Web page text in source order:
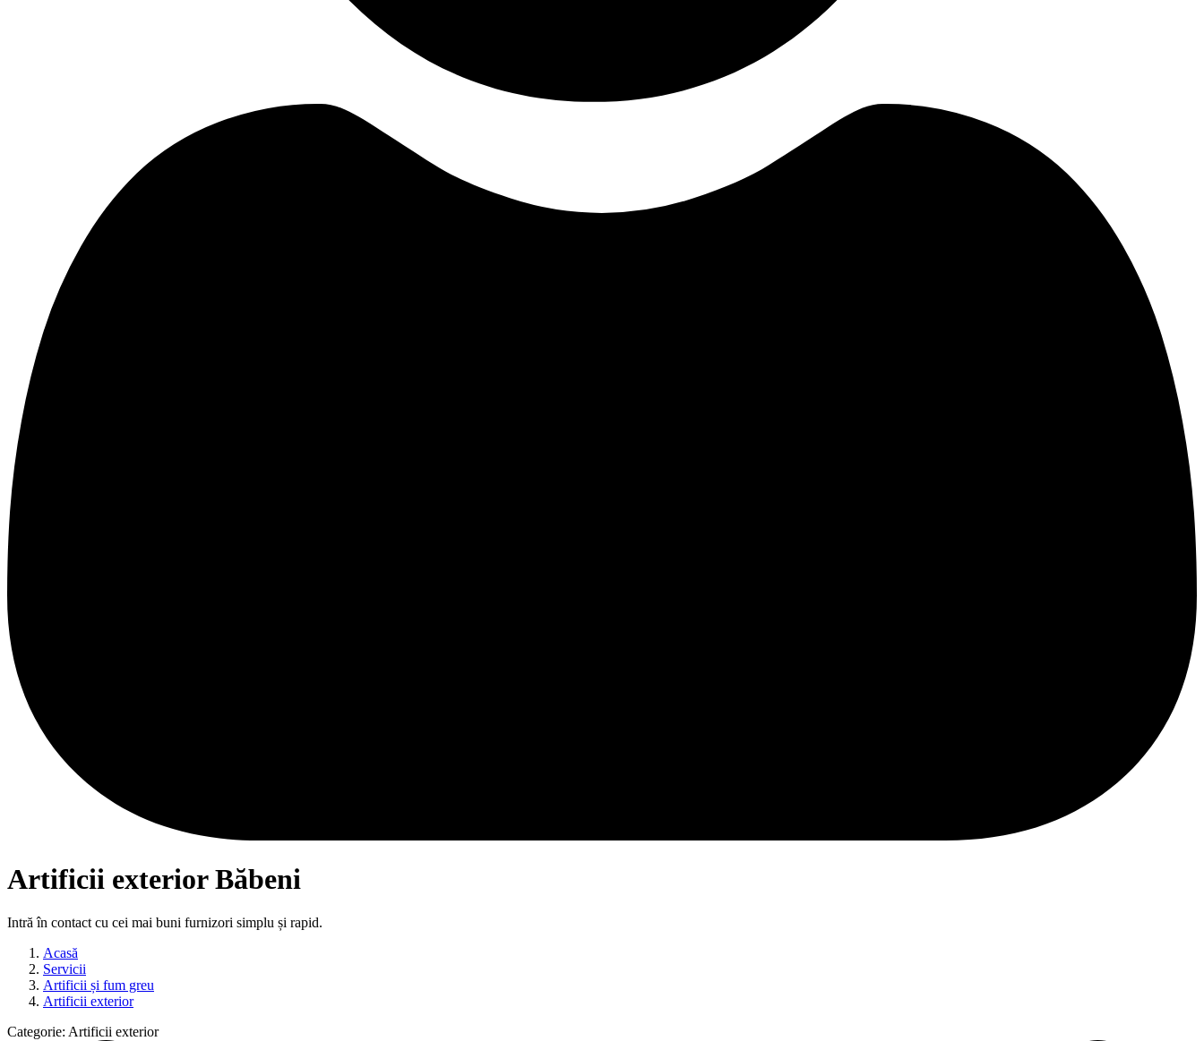
Artificii exterior Băbeni
Intră în contact cu cei mai buni furnizori simplu și rapid.
Acasă
Servicii
Artificii și fum greu
Artificii exterior
Categorie: Artificii exterior